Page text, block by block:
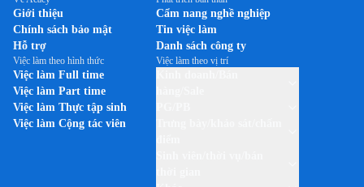
sĩ điều trị cho các bệnh nhân mắc bệnh về mạch máu, nhịp tim không đều
cũng như các bệnh về van tim và cấu trúc tim.
giới thiệu những sản phẩm vượt trội, và MitraClip®, một thiết bị ống
thông mang tính đột phá giúp điều trị cho những bệnh nhân hở van tim hai
lá mà không cần phẫu thuật.
HỖ TRỢ NHÂN VIÊN CỦA CHÚNG TÔI
nỗ lực để tạo ra những tác động tích cực tại nơi làm việc cũng như tại
những cộng đồng mà chúng tôi đang phục vụ.
Giới thiệu
Chính sách bảo mật
Hỗ trợ
Cẩm nang nghề nghiệp
Tin việc làm
Danh sách công ty
Việc làm theo hình thức
Việc làm Full time
Việc làm Part time
Việc làm Thực tập sinh
Việc làm Cộng tác viên
Việc làm theo vị trí